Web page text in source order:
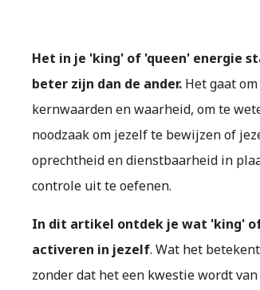
Het in je 'king' of 'queen' energie
beter zijn dan de ander. Het gaat
kernwaarden en waarheid, om te
noodzaak om jezelf te bewijzen of
oprechtheid en dienstbaarheid in
controle uit te oefenen.
In dit artikel ontdek je wat 'king'
activeren in jezelf. Wat het
zonder dat het een kwestie wordt